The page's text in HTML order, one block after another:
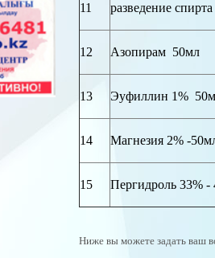
11 разведение
12 Азопирам 50мл
13 Эуфиллин 1%
14 Магнезия 2% -
15 Пергидроль 33% -
Ниже вы можете задать ваш